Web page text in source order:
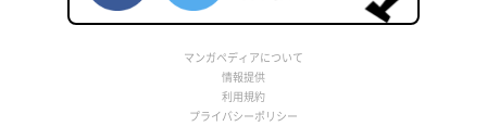
マンガペディアについて
情報提供
利用規約
プライバシーポリシー